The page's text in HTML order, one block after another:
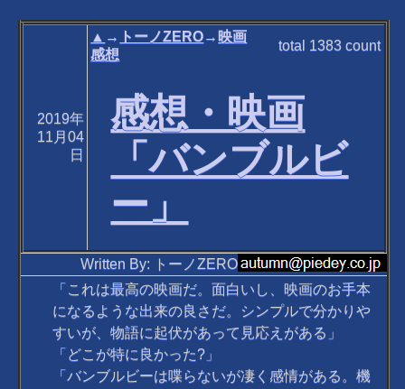
2019年
11月04
日
▲ → トーノZERO→ 映画
感想
total 1383 count
感想・映画
「バンブルビ
ー」
Written By: トーノZERO
「これは最高の映画だ。面白いし、映画のお手本
になるような出来の良さだ。シンプルで分かりや
すいが、物語に起伏があって見応えがある」
「どこが特に良かった?」
「バンブルビーは喋らないが凄く感情がある。機